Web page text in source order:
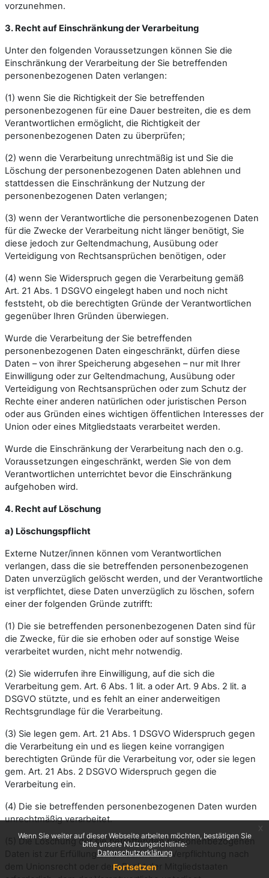
Wenn Sie weiter auf dieser Webseite arbeiten möchten, bestätigen Sie
bitte unsere Nutzungsrichtlinie:
Datenschutzerklärung
Fortsetzen
vorzunehmen.
3. Recht auf Einschränkung der Verarbeitung
Unter den folgenden Voraussetzungen können Sie die
Einschränkung der Verarbeitung der Sie betreffenden
personenbezogenen Daten verlangen:
(1) wenn Sie die Richtigkeit der Sie betreffenden
personenbezogenen für eine Dauer bestreiten, die es dem
Verantwortlichen ermöglicht, die Richtigkeit der
personenbezogenen Daten zu überprüfen;
(2) wenn die Verarbeitung unrechtmäßig ist und Sie die
Löschung der personenbezogenen Daten ablehnen und
stattdessen die Einschränkung der Nutzung der
personenbezogenen Daten verlangen;
(3) wenn der Verantwortliche die personenbezogenen Daten
für die Zwecke der Verarbeitung nicht länger benötigt, Sie
diese jedoch zur Geltendmachung, Ausübung oder
Verteidigung von Rechtsansprüchen benötigen, oder
(4) wenn Sie Widerspruch gegen die Verarbeitung gemäß
Art. 21 Abs. 1 DSGVO eingelegt haben und noch nicht
feststeht, ob die berechtigten Gründe der Verantwortlichen
gegenüber Ihren Gründen überwiegen.
Wurde die Verarbeitung der Sie betreffenden
personenbezogenen Daten eingeschränkt, dürfen diese
Daten – von ihrer Speicherung abgesehen – nur mit Ihrer
Einwilligung oder zur Geltendmachung, Ausübung oder
Verteidigung von Rechtsansprüchen oder zum Schutz der
Rechte einer anderen natürlichen oder juristischen Person
oder aus Gründen eines wichtigen öffentlichen Interesses der
Union oder eines Mitgliedstaats verarbeitet werden.
Wurde die Einschränkung der Verarbeitung nach den o.g.
Voraussetzungen eingeschränkt, werden Sie von dem
Verantwortlichen unterrichtet bevor die Einschränkung
aufgehoben wird.
4. Recht auf Löschung
a) Löschungspflicht
Externe Nutzer/innen können vom Verantwortlichen
verlangen, dass die sie betreffenden personenbezogenen
Daten unverzüglich gelöscht werden, und der Verantwortliche
ist verpflichtet, diese Daten unverzüglich zu löschen, sofern
einer der folgenden Gründe zutrifft:
(1) Die sie betreffenden personenbezogenen Daten sind für
die Zwecke, für die sie erhoben oder auf sonstige Weise
verarbeitet wurden, nicht mehr notwendig.
(2) Sie widerrufen ihre Einwilligung, auf die sich die
Verarbeitung gem. Art. 6 Abs. 1 lit. a oder Art. 9 Abs. 2 lit. a
DSGVO stützte, und es fehlt an einer anderweitigen
Rechtsgrundlage für die Verarbeitung.
(3) Sie legen gem. Art. 21 Abs. 1 DSGVO Widerspruch gegen
die Verarbeitung ein und es liegen keine vorrangigen
berechtigten Gründe für die Verarbeitung vor, oder sie legen
gem. Art. 21 Abs. 2 DSGVO Widerspruch gegen die
Verarbeitung ein.
(4) Die sie betreffenden personenbezogenen Daten wurden
unrechtmäßig verarbeitet.
(5) Die Löschung der sie betreffenden personenbezogenen
Daten ist zur Erfüllung einer rechtlichen Verpflichtung nach
dem Unionsrecht oder dem Recht der Mitgliedstaaten